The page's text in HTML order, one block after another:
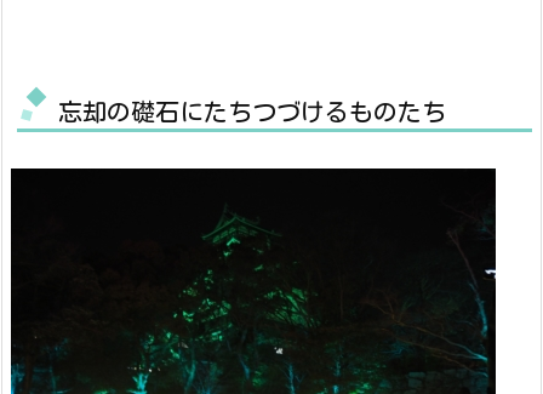
忘却の礎石にたちつづけるものたち